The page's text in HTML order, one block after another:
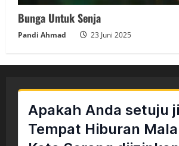
Bunga Untuk Senja
Pandi Ahmad 23 Juni 2025